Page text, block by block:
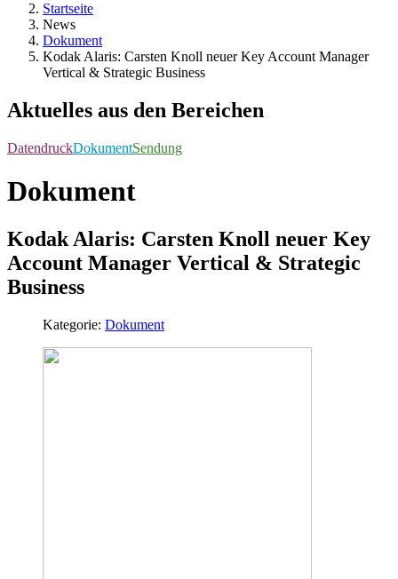
Startseite
News
Dokument
Kodak Alaris: Carsten Knoll neuer Key Account Manager
Vertical & Strategic Business
Aktuelles aus den Bereichen
DatendruckDokumentSendung
Dokument
Kodak Alaris: Carsten Knoll neuer Key
Account Manager Vertical & Strategic
Business
Kategorie: Dokument